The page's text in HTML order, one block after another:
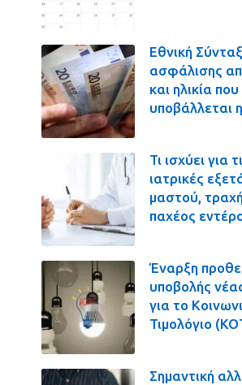
Εθνική
ασφάλισης
και ηλικία που
υποβάλλεται
Τι ισχύει για
ιατρικές
μαστού,
παχέος
Έναρξη
υποβολής
για το
Τιμολόγιο
Σημαντική